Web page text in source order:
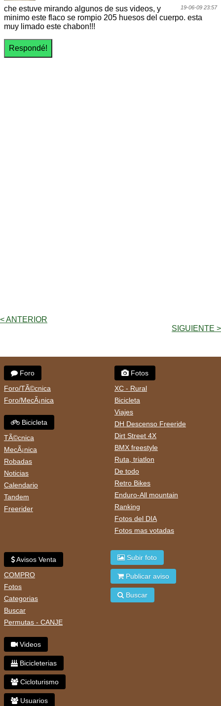
19-06-09 23:57
che estuve mirando algunos de sus videos, y
minimo este flaco se rompio 205 huesos del cuerpo. esta
muy limado este chabon!!!
< ANTERIOR
SIGUIENTE >
Foro
Foro/TÃ©cnica
Foro/MecÃ¡nica
Bicicleta
TÃ©cnica
MecÃ¡nica
Robadas
Noticias
Calendario
Tandem
Freerider
Fotos
XC - Rural
Bicicleta
Viajes
DH Descenso Freeride
Dirt Street 4X
BMX freestyle
Ruta, triatlon
De todo
Retro Bikes
Enduro-All mountain
Ranking
Fotos del DIA
Fotos mas votadas
Avisos Venta
COMPRO
Fotos
Categorias
Buscar
Permutas - CANJE
Videos
Bicicleterias
Cicloturismo
Usuarios
Subir foto
Publicar aviso
Buscar